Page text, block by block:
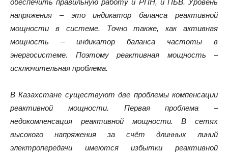
напряжения – это индикатор баланса реактивной
мощности в системе. Точно также, как активная
мощность – индикатор баланса частоты в
энергосистеме. Поэтому реактивная мощность –
исключительная проблема.
В Казахстане существуют две проблемы компенсации
реактивной мощности. Первая проблема –
недокомпенсация реактивной мощности. В сетях
высокого напряжения за счёт длинных линий
электропередачи имеются избытки реактивной